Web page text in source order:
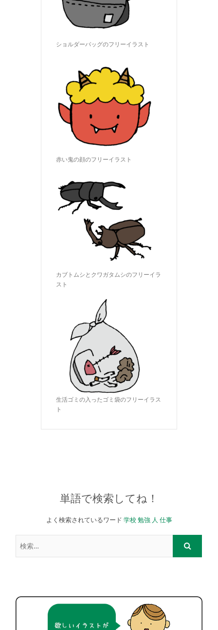
ショルダーバッグのフリーイラスト
赤い鬼の顔のフリーイラスト
カブトムシとクワガタムシのフリーイラ
スト
生活ゴミの入ったゴミ袋のフリーイラス
ト
単語で検索してね！
よく検索されているワード 学校 勉強 人 仕事